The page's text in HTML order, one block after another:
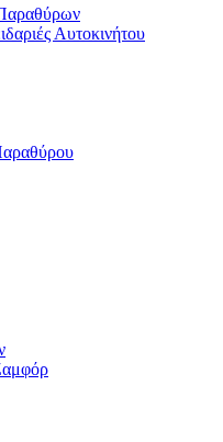
Αυτοκινήτου